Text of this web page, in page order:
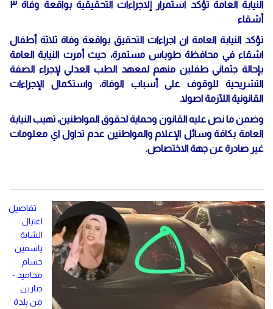
النيابة العامة تؤكد استمرار إلاجراءات التحقيقية بواقعة وفاة ٣
أشقاء
تؤكد النيابة العامة ان اجراءات التحقيق بواقعة وفاة ثلاثة أطفال
اشقاء في محافظة طوباس مستمرة، حيث أمرت النيابة العامة
بإحالة جثماني طفلين منهم لمعهد الطب العدلي لإجراء الصفة
التشريحية للوقوف على أسباب الوفاة، واستكمال الإجراءات
القانونية اللآزمة اصولا.
وضمن ما نص عليه القانون وحماية لحقوق المواطنين، تهيب النيابة
العامة بكافة وسائل الإعلام والمواطنين عدم تداول اي معلومات
غير صادرة عن جهة الاختصاص.
تفاصيل
اغتيال
الشابة
ياسمين
حسام
محاميد -
جبارين
من بلدة